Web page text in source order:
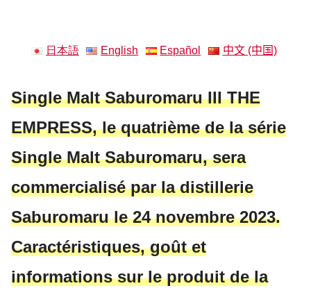
日本語 English Español 中文 (中国)
Single Malt Saburomaru III THE
EMPRESS, le quatrième de la série
Single Malt Saburomaru, sera
commercialisé par la distillerie
Saburomaru le 24 novembre 2023.
Caractéristiques, goût et
informations sur le produit de la